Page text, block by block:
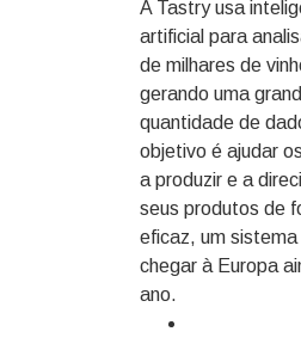
A Tastry usa
artificial para
de milhares de
gerando uma
quantidade de
objetivo é ajudar
a produzir e a
seus produtos de
eficaz, um
chegar à Europa
ano.